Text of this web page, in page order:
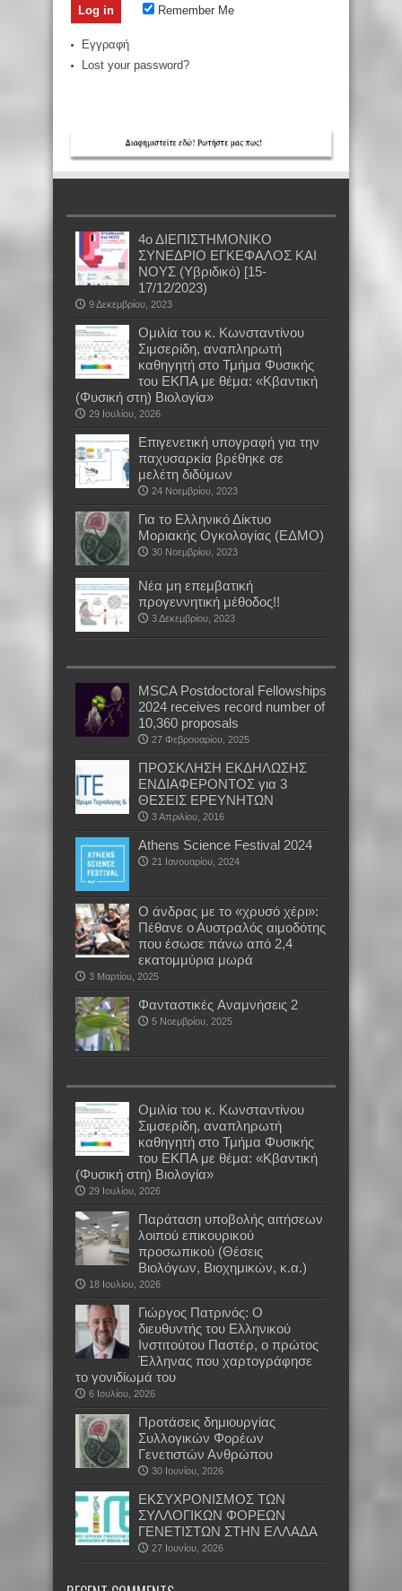
Remember Me
Εγγραφή
Lost your password?
4ο ΔΙΕΠΙΣΤΗΜΟΝΙΚΟ
ΣΥΝΕΔΡΙΟ ΕΓΚΕΦΑΛΟΣ ΚΑΙ
ΝΟΥΣ (Υβριδικό) [15-
17/12/2023)
9 Δεκεμβρίου, 2023
Oμιλία του κ. Κωνσταντίνου
Σιμσερίδη, αναπληρωτή
καθηγητή στο Τμήμα Φυσικής
του ΕΚΠΑ με θέμα: «Κβαντική
(Φυσική στη) Βιολογία»
29 Ιουλίου, 2026
Επιγενετική υπογραφή για την
παχυσαρκία βρέθηκε σε
μελέτη διδύμων
24 Νοεμβρίου, 2023
Για το Ελληνικό Δίκτυο
Μοριακής Ογκολογίας (ΕΔΜΟ)
30 Νοεμβρίου, 2023
Νέα μη επεμβατική
προγεννητική μέθοδος!!
3 Δεκεμβρίου, 2023
MSCA Postdoctoral Fellowships
2024 receives record number of
10,360 proposals
27 Φεβρουαρίου, 2025
ΠΡΟΣΚΛΗΣΗ ΕΚΔΗΛΩΣΗΣ
ΕΝΔΙΑΦΕΡΟΝΤΟΣ για 3
ΘΕΣΕΙΣ ΕΡΕΥΝΗΤΩΝ
3 Απριλίου, 2016
Athens Science Festival 2024
21 Ιανουαρίου, 2024
Ο άνδρας με το «χρυσό χέρι»:
Πέθανε ο Αυστραλός αιμοδότης
που έσωσε πάνω από 2,4
εκατομμύρια μωρά
3 Μαρτίου, 2025
Φανταστικές Aναμνήσεις 2
5 Νοεμβρίου, 2025
Oμιλία του κ. Κωνσταντίνου
Σιμσερίδη, αναπληρωτή
καθηγητή στο Τμήμα Φυσικής
του ΕΚΠΑ με θέμα: «Κβαντική
(Φυσική στη) Βιολογία»
29 Ιουλίου, 2026
Παράταση υποβολής αιτήσεων
λοιπού επικουρικού
προσωπικού (Θέσεις
Βιολόγων, Βιοχημικών, κ.α.)
18 Ιουλίου, 2026
Γιώργος Πατρινός: Ο
διευθυντής του Ελληνικού
Ινστιτούτου Παστέρ, ο πρώτος
Έλληνας που χαρτογράφησε
το γονιδίωμά του
6 Ιουλίου, 2026
Προτάσεις δημιουργίας
Συλλογικών Φορέων
Γενετιστών Ανθρώπου
30 Ιουνίου, 2026
EKΣΥΧΡΟΝΙΣΜΟΣ ΤΩΝ
ΣΥΛΛΟΓΙΚΩΝ ΦΟΡΕΩΝ
ΓΕΝΕΤΙΣΤΩΝ ΣΤΗΝ ΕΛΛΑΔΑ
27 Ιουνίου, 2026